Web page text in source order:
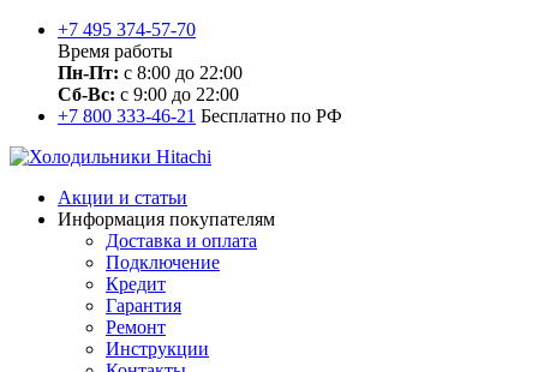
+7 495 374-57-70
Время работы
Пн-Пт: с 8:00 до 22:00
Сб-Вс: с 9:00 до 22:00
+7 800 333-46-21 Бесплатно по РФ
Акции и статьи
Информация покупателям
Доставка и оплата
Подключение
Кредит
Гарантия
Ремонт
Инструкции